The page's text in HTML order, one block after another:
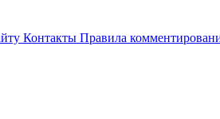
Контакты Правила